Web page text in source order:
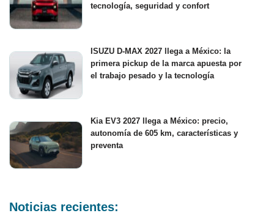
tecnología, seguridad y confort
ISUZU D-MAX 2027 llega a México: la
primera pickup de la marca apuesta por
el trabajo pesado y la tecnología
Kia EV3 2027 llega a México: precio,
autonomía de 605 km, características y
preventa
Noticias recientes: